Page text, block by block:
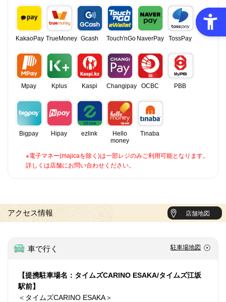
KakaoPay TrueMoney Gcash Touch'nGo NaverPay TossPay
Mpay Kplus Kaspi Changipay OCBC PBB
Bigpay Hipay ezlink
Hello
money
Tinaba
※電子マネー(majicaを除く)は一部レジのみご利用可能となります。
詳しくは店舗にお問い合わせください。
アクセス情報 店舗地図
車で行く 駐車場地図
【提携駐車場名：タイムズCARINO ESAKA/タイムズ江坂
駅前】
＜タイムズCARINO ESAKA＞